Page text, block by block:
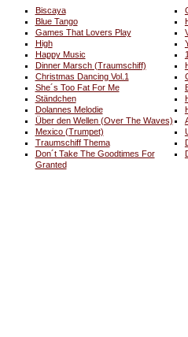
Biscaya
Blue Tango
Games That Lovers Play
High
Happy Music
Dinner Marsch (Traumschiff)
Christmas Dancing Vol.1
She´s Too Fat For Me
Ständchen
Dolannes Melodie
Über den Wellen (Over The Waves)
Mexico (Trumpet)
Traumschiff Thema
Don´t Take The Goodtimes For
Granted